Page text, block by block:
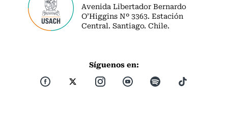
Avenida Libertador Bernardo
O’Higgins Nº 3363. Estación
Central. Santiago. Chile.
Síguenos en: